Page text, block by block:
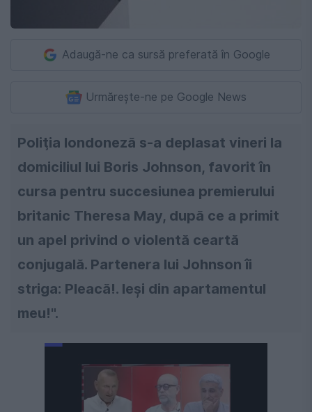
Adaugă-ne ca sursă preferată în Google
Urmărește-ne pe Google News
Poliţia londoneză s-a deplasat vineri la
domiciliul lui Boris Johnson, favorit în
cursa pentru succesiunea premierului
britanic Theresa May, după ce a primit
un apel privind o violentă ceartă
conjugală. Partenera lui Johnson îi
striga: Pleacă!. Ieși din apartamentul
meu!".